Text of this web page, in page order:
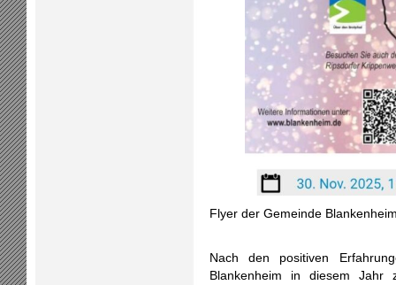
Flyer der Gemeinde
Nach den positiven
Blankenheim in diesem Jahr